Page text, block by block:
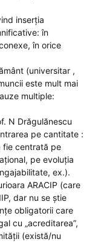
inserția
în
în orice
(universitar ,
este mult mai
multiple:
N Drăgulănescu
pe cantitate :
fie centrată pe
pe evoluția
ex.).
ARACIP (care
dar nu se știe
obligatorii care
cu „acreditarea”,
(există/nu